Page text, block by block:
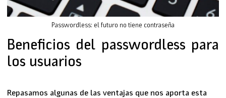
Passwordless: el futuro no tiene contraseña
Beneficios del passwordless para
los usuarios
Repasamos algunas de las ventajas que nos aporta esta